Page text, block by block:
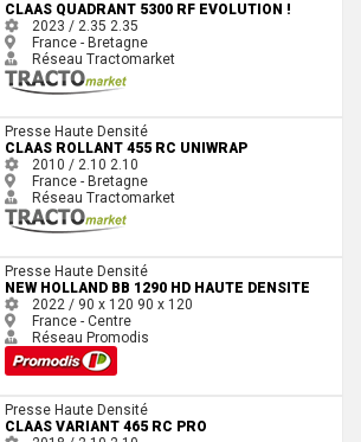
CLAAS QUADRANT 5300 RF EVOLUTION !
2023 / 2.35 2.35
France - Bretagne
Réseau Tractomarket
UNIWRAP
Presse Haute Densité
CLAAS ROLLANT 455 RC UNIWRAP
2010 / 2.10 2.10
France - Bretagne
Réseau Tractomarket
Haute Densite
Presse Haute Densité
NEW HOLLAND BB 1290 HD HAUTE DENSITE
2022 / 90 x 120 90 x 120
France - Centre
Réseau Promodis
PRO
Presse Haute Densité
CLAAS VARIANT 465 RC PRO